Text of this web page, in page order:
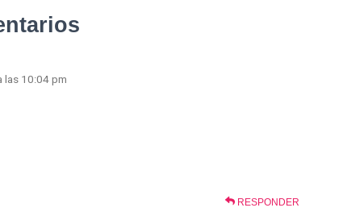
las 10:04 pm
RESPONDER